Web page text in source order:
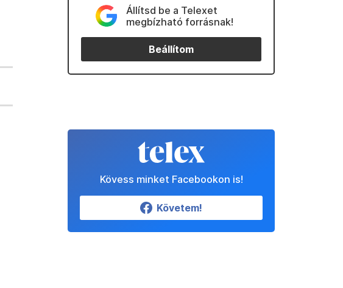
Állítsd be a Telexet
megbízható forrásnak!
Beállítom
Kövess minket Facebookon is!
Követem!